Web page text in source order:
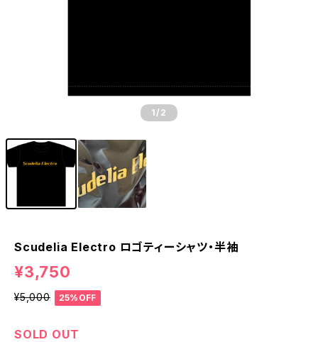
1 /2
Scudelia Electro ロゴティーシャツ・半袖
¥3,750
¥5,000 25%OFF
SOLD OUT